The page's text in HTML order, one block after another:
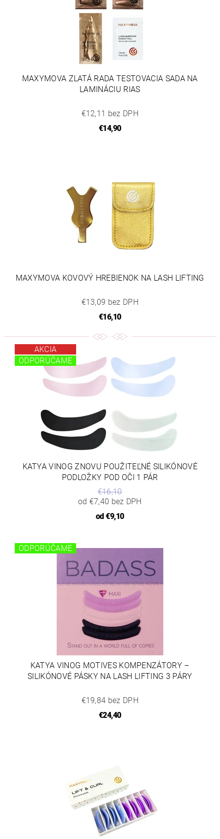
MAXYMOVA ZLATÁ RADA TESTOVACIA SADA NA
LAMINÁCIU RIAS
€12,11 bez DPH
€14,90
MAXYMOVA KOVOVÝ HREBIENOK NA LASH LIFTING
€13,09 bez DPH
€16,10
AKCIA
ODPORÚČAME
KATYA VINOG ZNOVU POUŽITEĽNÉ SILIKÓNOVÉ
PODLOŽKY POD OČI 1 PÁR
€16,10
od €7,40 bez DPH
od€9,10
ODPORÚČAME
KATYA VINOG MOTIVES KOMPENZÁTORY –
SILIKÓNOVÉ PÁSKY NA LASH LIFTING 3 PÁRY
€19,84 bez DPH
€24,40